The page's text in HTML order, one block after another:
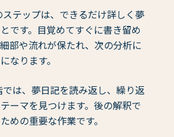
テップは、できるだけ詳しく夢
です。目覚めてすぐに書き留め
部や流れが保たれ、次の分析に
なります。
は、夢日記を読み返し、繰り返
ーマを見つけます。後の解釈で
めの重要な作業です。